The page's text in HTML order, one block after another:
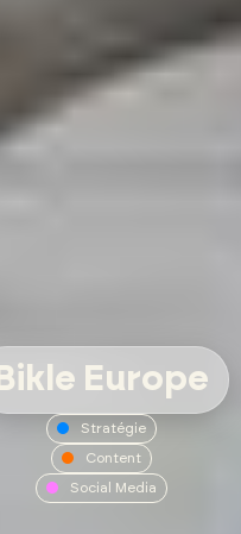
Bikle Europe
Stratégie
Content
Social Media